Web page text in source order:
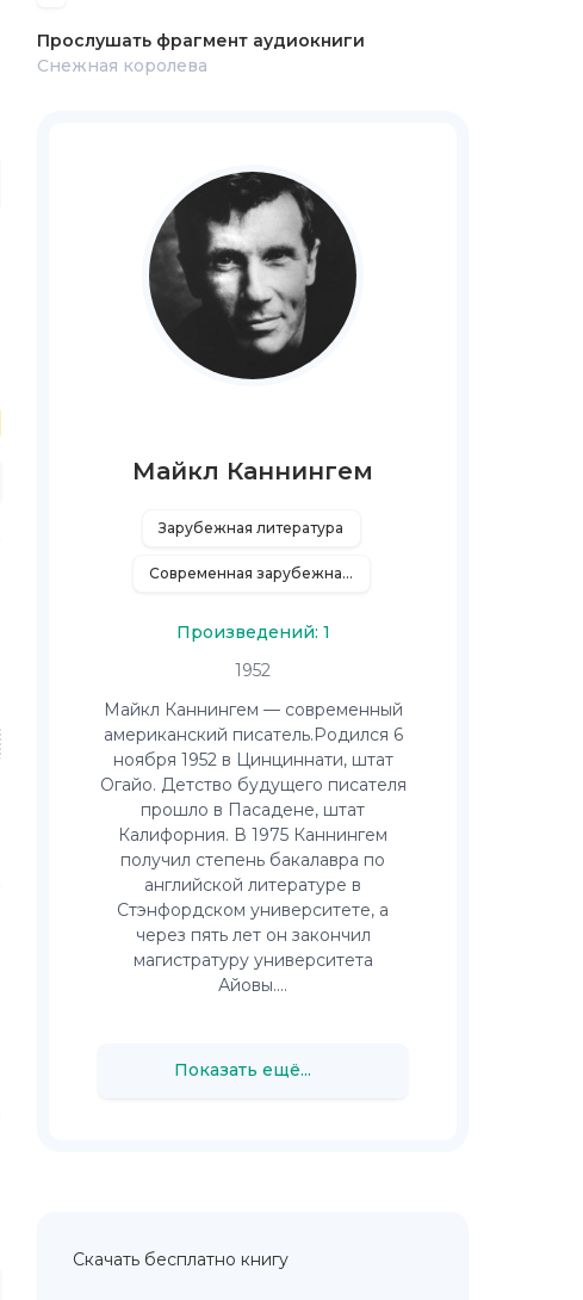
Прослушать фрагмент аудиокниги
Снежная королева
Майкл Каннингем
Зарубежная литература
Современная зарубежная литература
Произведений: 1
1952
Майкл Каннингем — современный
американский писатель.Родился 6
ноября 1952 в Цинциннати, штат
Огайо. Детство будущего писателя
прошло в Пасадене, штат
Калифорния. В 1975 Каннингем
получил степень бакалавра по
английской литературе в
Стэнфордском университете, а
через пять лет он закончил
магистратуру университета
Айовы....
Показать ещё...
Скачать бесплатно книгу